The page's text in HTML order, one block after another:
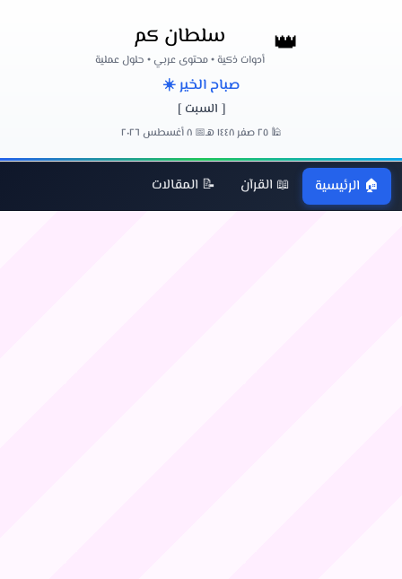
👑 سلطان كم
أدوات ذكية • محتوى عربي • حلول عملية
صباح الخير ☀️
[ السبت ]
🕌 ٢٥ صفر ١٤٤٨ هـ 📅 ٨ أغسطس ٢٠٢٦
🏠 الرئيسية 📖 القرآن 📝 المقالات